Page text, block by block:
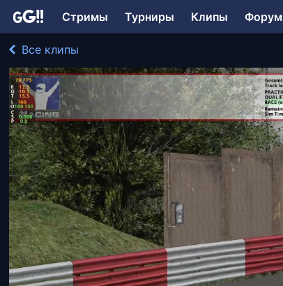
Стримы Турниры Клипы Форум
Все клипы
tescatlipoka играл в iRacing
161 просмотр